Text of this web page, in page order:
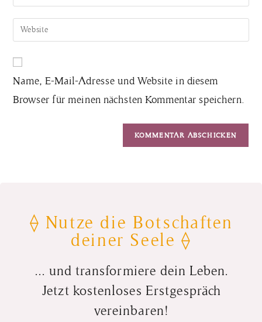
Name, E-Mail-Adresse und Website in diesem
Browser für meinen nächsten Kommentar speichern.
⟠ Nutze die Botschaften
deiner Seele ⟠
... und transformiere dein Leben.
Jetzt kostenloses Erstgespräch
vereinbaren!